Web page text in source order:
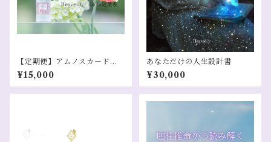
【定期便】アムノスカードタ
ロット定期便
¥15,000
あなただけの人生設計書
¥30,000